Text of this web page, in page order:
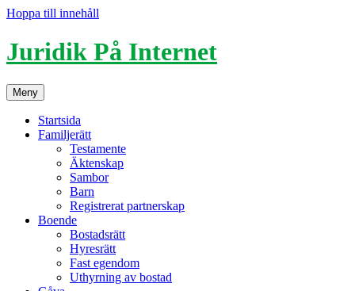
Hoppa till innehåll
Juridik På Internet
Meny
Startsida
Familjerätt
Testamente
Äktenskap
Sambor
Barn
Registrerat partnerskap
Boende
Bostadsrätt
Hyresrätt
Fast egendom
Uthyrning av bostad